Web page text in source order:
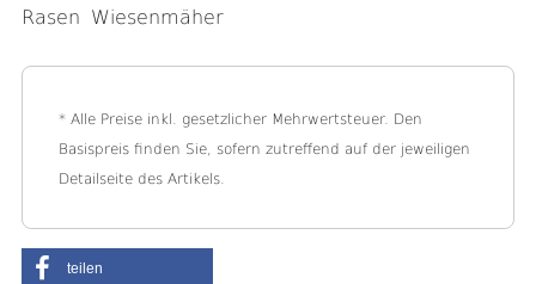
Rasen Wiesenmäher
* Alle Preise inkl. gesetzlicher Mehrwertsteuer. Den
Basispreis finden Sie, sofern zutreffend auf der jeweiligen
Detailseite des Artikels.
teilen